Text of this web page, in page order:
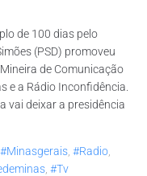
de 100 dias pelo
(PSD) promoveu
de Comunicação
e a Rádio Inconfidência.
vai deixar a presidência
#minasgerais #radio
#tv